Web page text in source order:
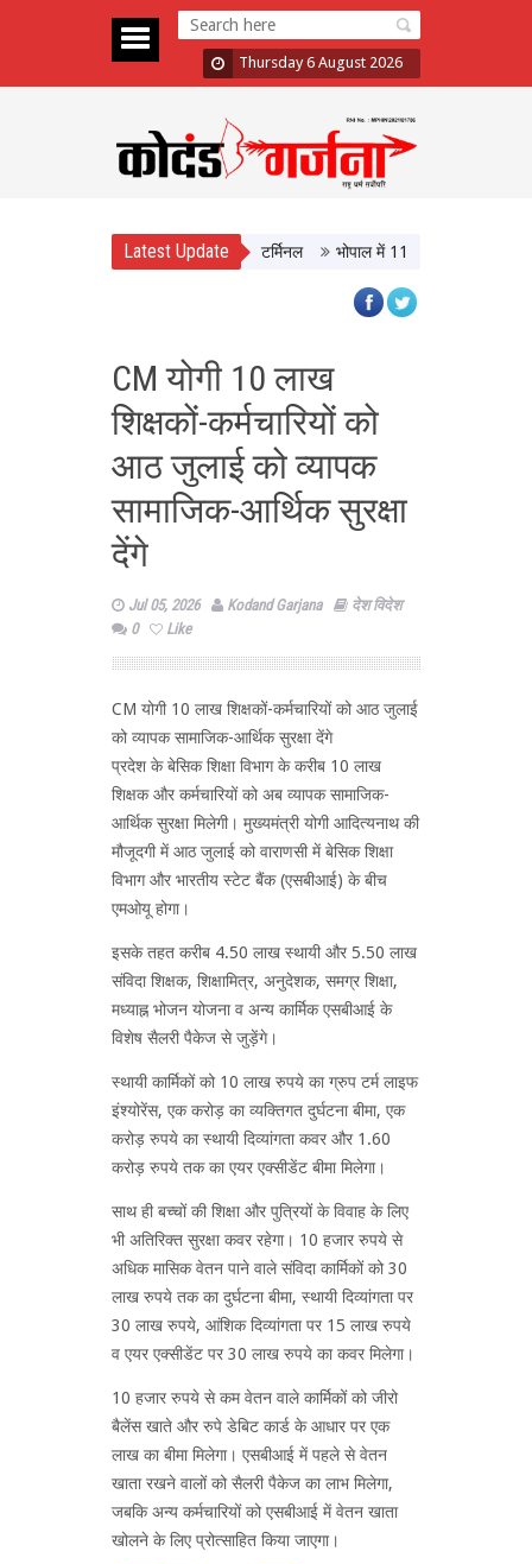
Thursday 6 August 2026
Latest Update
आधुनिक सुविधाओं से लैस होगा बस टर्मिनल भोपाल में 11 अगस्त को होगी
CM योगी 10 लाख
शिक्षकों-कर्मचारियों को
आठ जुलाई को व्यापक
सामाजिक-आर्थिक सुरक्षा
देंगे
Jul 05, 2026 Kodand Garjana
देश विदेश
0
Like
CM योगी 10 लाख शिक्षकों-कर्मचारियों को आठ जुलाई
को व्यापक सामाजिक-आर्थिक सुरक्षा देंगे
प्रदेश के बेसिक शिक्षा विभाग के करीब 10 लाख
शिक्षक और कर्मचारियों को अब व्यापक सामाजिक-
आर्थिक सुरक्षा मिलेगी। मुख्यमंत्री योगी आदित्यनाथ की
मौजूदगी में आठ जुलाई को वाराणसी में बेसिक शिक्षा
विभाग और भारतीय स्टेट बैंक (एसबीआई) के बीच
एमओयू होगा।
इसके तहत करीब 4.50 लाख स्थायी और 5.50 लाख
संविदा शिक्षक, शिक्षामित्र, अनुदेशक, समग्र शिक्षा,
मध्याह्न भोजन योजना व अन्य कार्मिक एसबीआई के
विशेष सैलरी पैकेज से जुड़ेंगे।
स्थायी कार्मिकों को 10 लाख रुपये का ग्रुप टर्म लाइफ
इंश्योरेंस, एक करोड़ का व्यक्तिगत दुर्घटना बीमा, एक
करोड़ रुपये का स्थायी दिव्यांगता कवर और 1.60
करोड़ रुपये तक का एयर एक्सीडेंट बीमा मिलेगा।
साथ ही बच्चों की शिक्षा और पुत्रियों के विवाह के लिए
भी अतिरिक्त सुरक्षा कवर रहेगा। 10 हजार रुपये से
अधिक मासिक वेतन पाने वाले संविदा कार्मिकों को 30
लाख रुपये तक का दुर्घटना बीमा, स्थायी दिव्यांगता पर
30 लाख रुपये, आंशिक दिव्यांगता पर 15 लाख रुपये
व एयर एक्सीडेंट पर 30 लाख रुपये का कवर मिलेगा।
10 हजार रुपये से कम वेतन वाले कार्मिकों को जीरो
बैलेंस खाते और रुपे डेबिट कार्ड के आधार पर एक
लाख का बीमा मिलेगा। एसबीआई में पहले से वेतन
खाता रखने वालों को सैलरी पैकेज का लाभ मिलेगा,
जबकि अन्य कर्मचारियों को एसबीआई में वेतन खाता
खोलने के लिए प्रोत्साहित किया जाएगा।